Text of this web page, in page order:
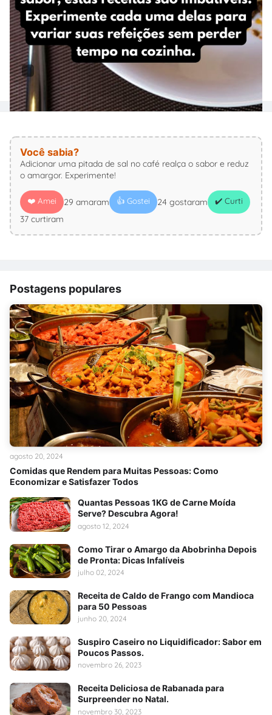
Você sabia?
Adicionar uma pitada de sal no café realça o sabor e reduz
o amargor. Experimente!
❤️ Amei 29 amaram 👍 Gostei 24 gostaram ✔️ Curti
37 curtiram
Postagens populares
Comidas que Rendem para Muitas Pessoas: Como
Economizar e Satisfazer Todos
agosto 20, 2024
Quantas Pessoas 1KG de Carne Moída
Serve? Descubra Agora!
agosto 12, 2024
Como Tirar o Amargo da Abobrinha Depois
de Pronta: Dicas Infalíveis
julho 02, 2024
Receita de Caldo de Frango com Mandioca
para 50 Pessoas
junho 20, 2024
Suspiro Caseiro no Liquidificador: Sabor em
Poucos Passos.
novembro 26, 2023
Receita Deliciosa de Rabanada para
Surpreender no Natal.
novembro 30, 2023